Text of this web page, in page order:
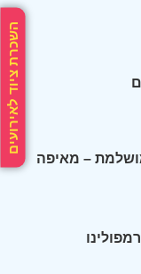
השכרת ציוד לאירועים
– מאיפה